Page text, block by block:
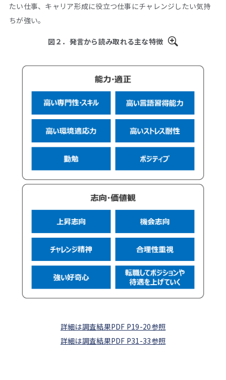
たい仕事、キャリア形成に役立つ仕事にチャレンジしたい気持
ちが強い。
図２．発言から読み取れる主な特徴
詳細は調査結果PDF P19-20参照
詳細は調査結果PDF P31-33参照